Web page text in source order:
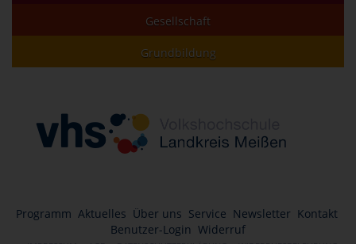
Gesellschaft
Grundbildung
Programm Aktuelles Über uns Service Newsletter Kontakt
Benutzer-Login Widerruf